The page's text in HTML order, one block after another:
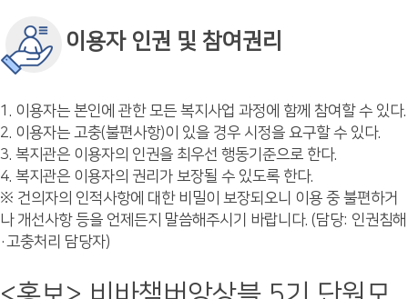
이용자 인권 및 참여권리
1. 이용자는 본인에 관한 모든 복지사업 과정에 함께 참여할 수 있다.
2. 이용자는 고충(불편사항)이 있을 경우 시정을 요구할 수 있다.
3. 복지관은 이용자의 인권을 최우선 행동기준으로 한다.
4. 복지관은 이용자의 권리가 보장될 수 있도록 한다.
※ 건의자의 인적사항에 대한 비밀이 보장되오니 이용 중 불편하거
나 개선사항 등을 언제든지 말씀해주시기 바랍니다. (담당: 인권침해
·고충처리 담당자)